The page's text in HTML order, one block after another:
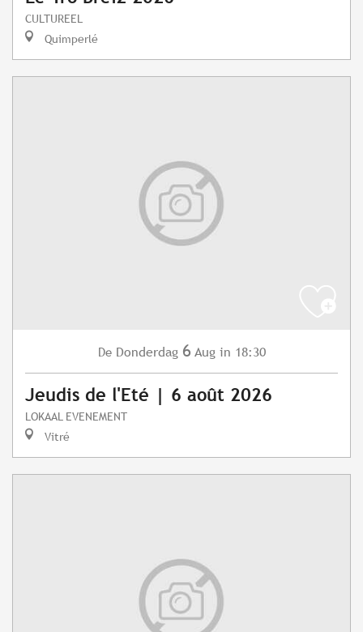
CULTUREEL
Quimperlé
De Donderdag 6 Aug in 18:30
Jeudis de l'Eté | 6 août 2026
LOKAAL EVENEMENT
Vitré